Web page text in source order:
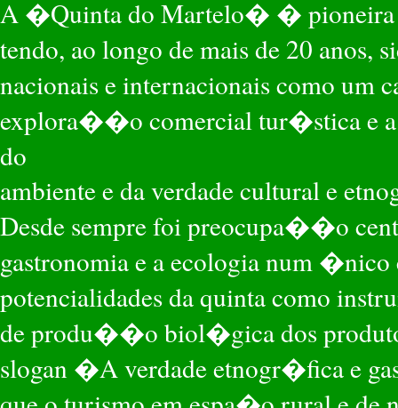
A �Quinta do Martelo� � pioneira
tendo, ao longo de mais de 20 anos,
nacionais e internacionais como
explora��o comercial tur�stica e
do
ambiente e da verdade cultural e
Desde sempre foi preocupa��o
gastronomia e a ecologia num
potencialidades da quinta como
de produ��o biol�gica dos
slogan �A verdade etnogr�fica e